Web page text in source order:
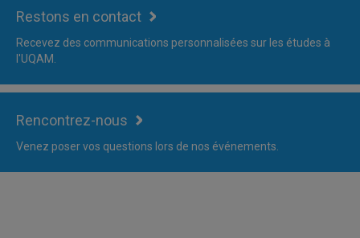
Restons en contact
Recevez des communications personnalisées sur les études à
l'UQAM.
Rencontrez-nous
Venez poser vos questions lors de nos événements.